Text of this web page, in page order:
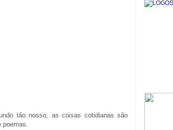
tão nosso, as coisas cotidianas são
poemas.